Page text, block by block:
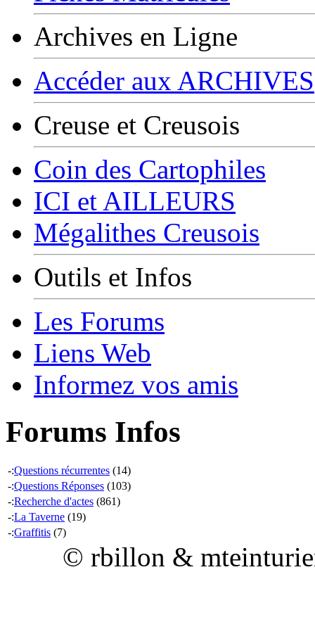
Archives en Ligne
Accéder aux ARCHIVES
Creuse et Creusois
Coin des Cartophiles
ICI et AILLEURS
Mégalithes Creusois
Outils et Infos
Les Forums
Liens Web
Informez vos amis
Forums Infos
-:Questions récurrentes (14)
-:Questions Réponses (103)
-:Recherche d'actes (861)
-:La Taverne (19)
-:Graffitis (7)
© rbillon &